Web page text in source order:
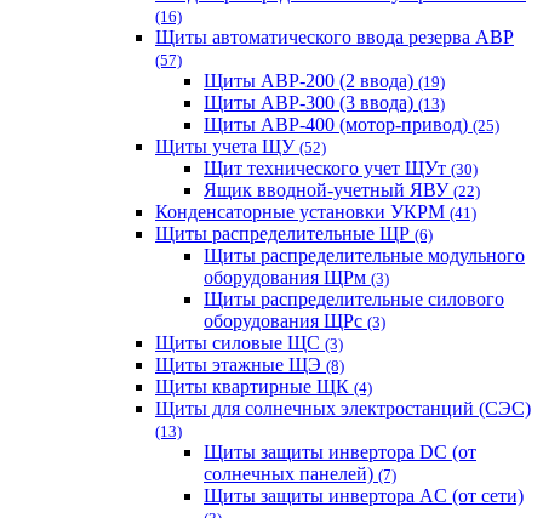
(16)
Щиты автоматического ввода резерва АВР
(57)
Щиты АВР-200 (2 ввода) (19)
Щиты АВР-300 (3 ввода) (13)
Щиты АВР-400 (мотор-привод) (25)
Щиты учета ЩУ (52)
Щит технического учет ЩУт (30)
Ящик вводной-учетный ЯВУ (22)
Конденсаторные установки УКРМ (41)
Щиты распределительные ЩР (6)
Щиты распределительные модульного
оборудования ЩРм (3)
Щиты распределительные силового
оборудования ЩРс (3)
Щиты силовые ЩС (3)
Щиты этажные ЩЭ (8)
Щиты квартирные ЩК (4)
Щиты для солнечных электростанций (СЭС)
(13)
Щиты защиты инвертора DC (от
солнечных панелей) (7)
Щиты защиты инвертора AC (от сети)